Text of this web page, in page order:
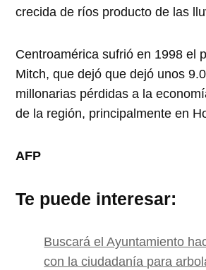
crecida de ríos producto de las
Centroamérica sufrió en 1998 el
Mitch, que dejó que dejó unos
millonarias pérdidas a la
de la región, principalmente en
AFP
Te puede interesar:
Buscará el Ayuntamiento
con la ciudadanía para